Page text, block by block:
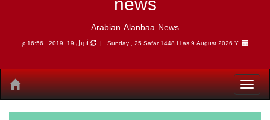
Arabian Alanbaa News
Sunday , 25 Safar 1448 H as9 August 2026 Y | أبريل 19, 2019 , 16:56 م